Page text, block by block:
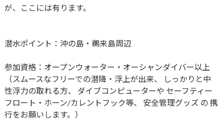
が、ここには有ります。
潜水ポイント：沖の島・鵜来島周辺
参加資格：オープンウォーター・オーシャンダイバー以上
（スムースなフリーでの潜降・浮上が出来、 しっかりと中
性浮力の取れる方、 ダイブコンピューターや セーフティー
フロート・ホーン/カレントフック等、 安全管理グッズ の 携
行をお願いします。）